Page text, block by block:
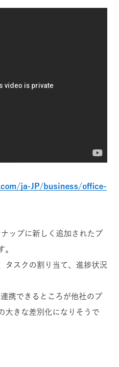
ja-JP/business/office-
ップに新しく追加されたプ
。
タスクの割り当て、進捗状況
携できるところが他社のプ
大きな差別化になりそうで